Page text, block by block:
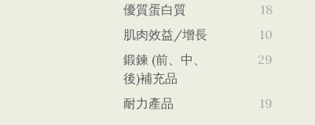
優質蛋白質
18
肌肉效益/增長
10
鍛鍊 (前、中、
後)補充品
29
耐力產品
19